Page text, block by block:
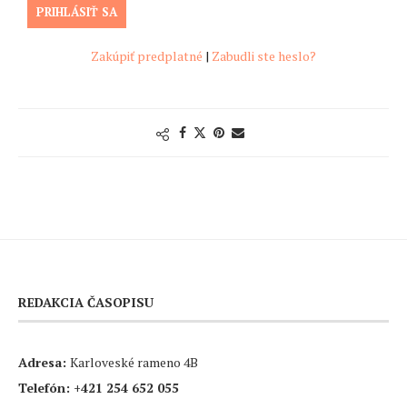
Zakúpiť predplatné | Zabudli ste heslo?
REDAKCIA ČASOPISU
Adresa: Karloveské rameno 4B
Telefón: +421 254 652 055